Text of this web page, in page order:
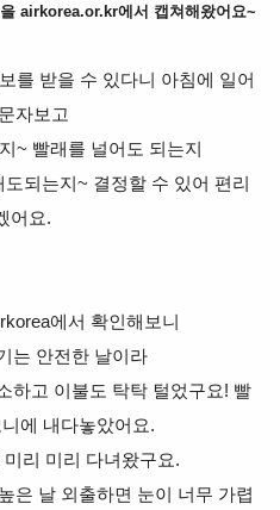
airkorea.or.kr에서 캡쳐해왔어요~
를 받을 수 있다니 아침에 일어
자보고
~ 빨래를 널어도 되는지
되는지~ 결정할 수 있어 편리
어요.
에서 확인해보니
는 안전한 날이라
하고 이불도 탁탁 털었구요! 빨
에 내다놓았어요.
리 미리 다녀왔구요.
은 날 외출하면 눈이 너무 가렵